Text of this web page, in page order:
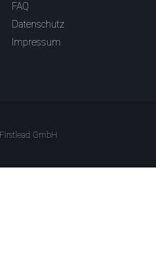
FAQ
Datenschutz
Impressum
GmbH